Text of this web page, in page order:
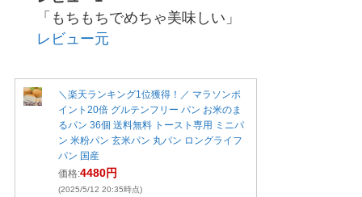
「もちもちでめちゃ美味しい」
レビュー元
＼楽天ランキング1位獲得！／ マラソンポ
イント20倍 グルテンフリー パン お米のま
るパン 36個 送料無料 トースト専用 ミニパ
ン 米粉パン 玄米パン 丸パン ロングライフ
パン 国産
価格:4480円
(2025/5/12 20:35時点)